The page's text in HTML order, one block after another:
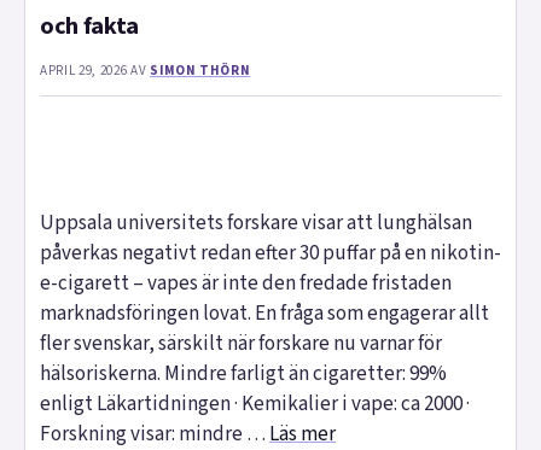
och fakta
APRIL 29, 2026 AV SIMON THÖRN
Uppsala universitets forskare visar att lunghälsan
påverkas negativt redan efter 30 puffar på en nikotin-
e-cigarett – vapes är inte den fredade fristaden
marknadsföringen lovat. En fråga som engagerar allt
fler svenskar, särskilt när forskare nu varnar för
hälsoriskerna. Mindre farligt än cigaretter: 99%
enligt Läkartidningen · Kemikalier i vape: ca 2000 ·
Forskning visar: mindre … Läs mer